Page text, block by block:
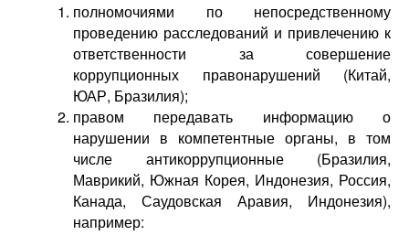
полномочиями по непосредственному
проведению расследований и привлечению к
ответственности за совершение
коррупционных правонарушений (Китай,
ЮАР, Бразилия);
правом передавать информацию о
нарушении в компетентные органы, в том
числе антикоррупционные (Бразилия,
Маврикий, Южная Корея, Индонезия, Россия,
Канада, Саудовская Аравия, Индонезия),
например: